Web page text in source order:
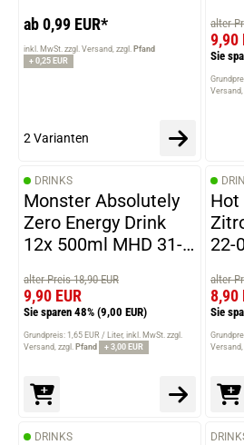
ab 0,99 EUR*
inkl. MwSt. zzgl. Versand zzgl. Pfand
+ 0,25 EUR
2 Varianten
alter
9,90
Sie
Versand
DRINKS
Monster Absolutely
Zero Energy Drink
12x 500ml MHD 31-
alter Preis 18,90 EUR
9,90 EUR
Sie sparen 48% (9,00 EUR)
Grundpreis: 1,65 EUR / Liter inkl. MwSt. zzgl.
Versand zzgl. Pfand + 3,00 EUR
Hot
22-
alter
8,90
Sie
Versand
DRINKS